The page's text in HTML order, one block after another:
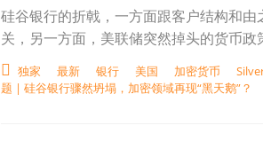
硅谷银行的折戟，一方面跟客户结构和
关，另一方面，美联储突然掉头的货币政
独家 最新 银行 美国 加密货币
题 | 硅谷银行骤然坍塌，加密领域再现“黑天鹅”？